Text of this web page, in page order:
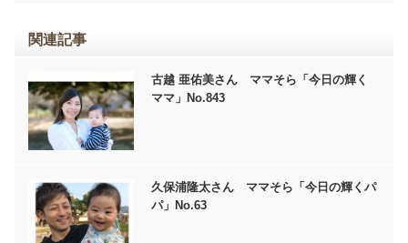
関連記事
古越 亜佑美さん ママそら「今日の輝く
ママ」No.843
久保浦隆太さん ママそら「今日の輝くパ
パ」No.63